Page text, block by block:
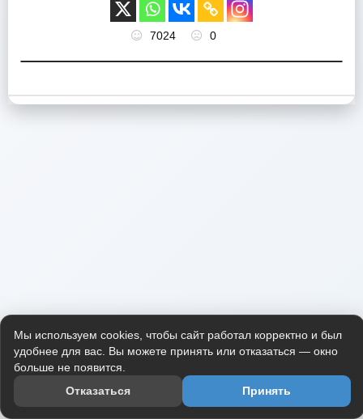
7024 0
Мы используем cookies, чтобы сайт работал корректно и был
удобнее для вас. Вы можете принять или отказаться — окно
больше не появится.
Отказаться
Принять